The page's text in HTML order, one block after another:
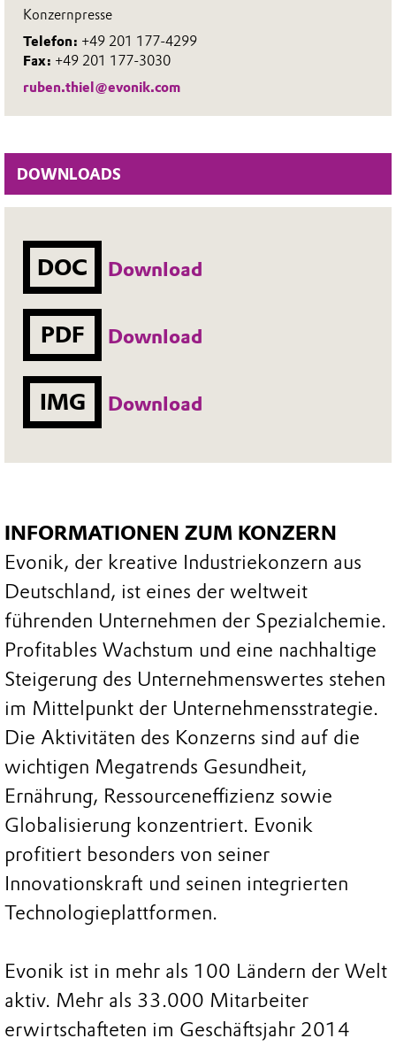
Konzernpresse
Telefon: +49 201 177-4299
Fax: +49 201 177-3030
ruben.thiel@evonik.com
DOWNLOADS
DOC Download
PDF Download
IMG Download
INFORMATIONEN ZUM KONZERN
Evonik, der kreative Industriekonzern aus
Deutschland, ist eines der weltweit
führenden Unternehmen der Spezialchemie.
Profitables Wachstum und eine nachhaltige
Steigerung des Unternehmenswertes stehen
im Mittelpunkt der Unternehmensstrategie.
Die Aktivitäten des Konzerns sind auf die
wichtigen Megatrends Gesundheit,
Ernährung, Ressourceneffizienz sowie
Globalisierung konzentriert. Evonik
profitiert besonders von seiner
Innovationskraft und seinen integrierten
Technologieplattformen.
Evonik ist in mehr als 100 Ländern der Welt
aktiv. Mehr als 33.000 Mitarbeiter
erwirtschafteten im Geschäftsjahr 2014